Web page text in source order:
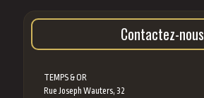
Contactez-nous
TEMPS & OR
Rue Joseph Wauters, 32